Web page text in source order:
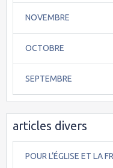
NOVEMBRE
OCTOBRE
SEPTEMBRE
articles divers
POUR L’ÉGLISE ET LA